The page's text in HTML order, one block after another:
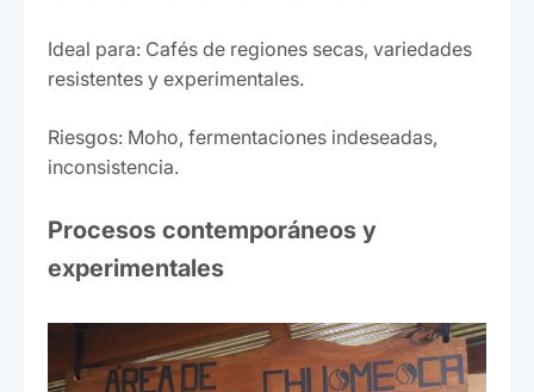
Ideal para: Cafés de regiones secas, variedades
resistentes y experimentales.
Riesgos: Moho, fermentaciones indeseadas,
inconsistencia.
Procesos contemporáneos y
experimentales